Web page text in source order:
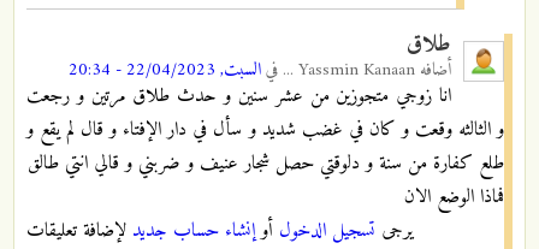
طلاق
أضافه Yassmin Kanaan ... فيالسبت, 22/04/2023 - 20:34
انا زوجي متجوزين من عشر سنين و حدث طلاق مرتين و رجعت
و الثالثه وقعت و كان في غضب شديد و سأل في دار الإفتاء و قال لم يقع و
طلع كفارة من سنة و دلوقتي حصل شجار عنيف و ضربني و قالي انتي طالق
فماذا الوضع الان
يرجى تسجيل الدخول أوإنشاء حساب جديد لإضافة تعليقات